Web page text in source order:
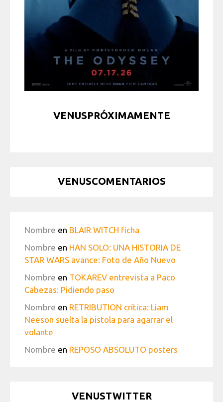
VENUSPRÓXIMAMENTE
VENUSCOMENTARIOS
Nombre en BLAIR WITCH ficha
Nombre en HAN SOLO: UNA HISTORIA DE
STAR WARS avance: Foto de Año Nuevo
Nombre en TOKAREV entrevista a Paco
Cabezas: Pidiendo paso
Nombre en RETRIBUTION crítica: Liam
Neeson suelta la pistola para agarrar el
volante
Nombre en REPOSO ABSOLUTO posters
VENUSTWITTER